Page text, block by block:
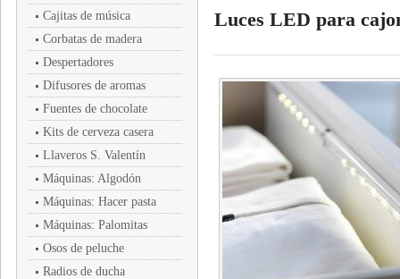
Cajitas de música
Corbatas de madera
Despertadores
Difusores de aromas
Fuentes de chocolate
Kits de cerveza casera
Llaveros S. Valentín
Máquinas: Algodón
Máquinas: Hacer pasta
Máquinas: Palomitas
Osos de peluche
Radios de ducha
Luces LED para